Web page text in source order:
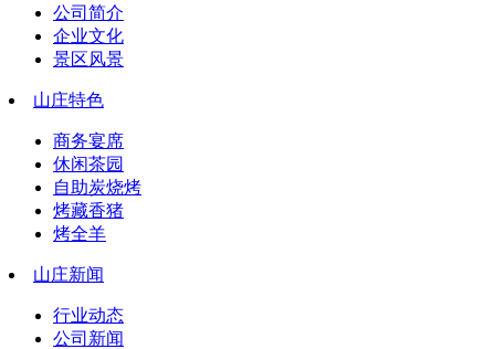
公司简介
企业文化
景区风景
山庄特色
商务宴席
休闲茶园
自助炭烧烤
烤藏香猪
烤全羊
山庄新闻
行业动态
公司新闻